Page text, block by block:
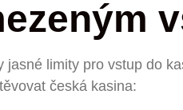
jasné limity pro vstup do
česká kasina: